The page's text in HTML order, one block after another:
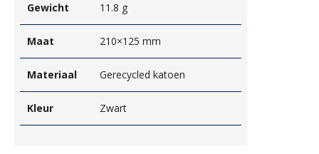
Gewicht 11.8 g
Maat 210×125 mm
Materiaal Gerecycled katoen
Kleur Zwart